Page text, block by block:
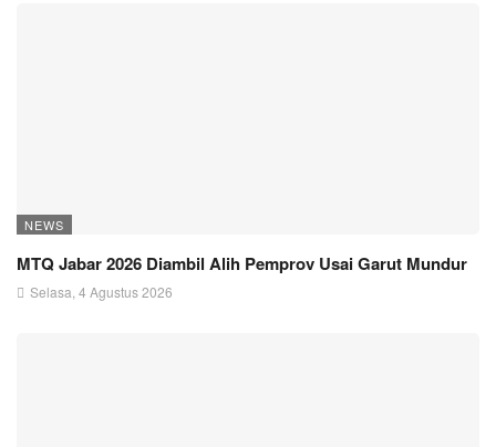
NEWS
MTQ Jabar 2026 Diambil Alih Pemprov Usai Garut Mundur
Selasa, 4 Agustus 2026